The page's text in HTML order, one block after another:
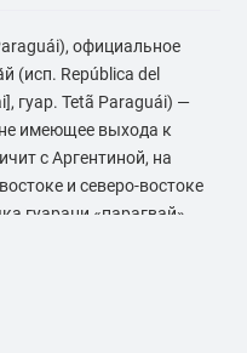
официальное
(исп. República del
гуар. Tetã Paraguái) —
имеющее выхода к
с Аргентиной, на
и северо-востоке
гуарани «парагвай»
в Южной